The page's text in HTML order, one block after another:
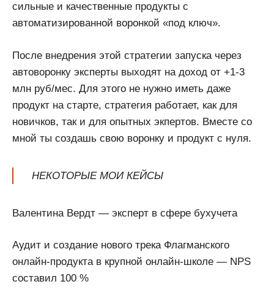
сильные и качественные продукты с
автоматизированной воронкой «под ключ».
После внедрения этой стратегии запуска через
автоворонку эксперты выходят на доход от +1-3
млн руб/мес. Для этого не нужно иметь даже
продукт на старте, стратегия работает, как для
новичков, так и для опытных экпертов. Вместе со
мной ты создашь свою воронку и продукт с нуля.
НЕКОТОРЫЕ МОИ КЕЙСЫ
Валентина Вердт — эксперт в сфере бухучета
Аудит и создание нового трека Флагманского
онлайн-продукта в крупной онлайн-школе — NPS
составил 100 %